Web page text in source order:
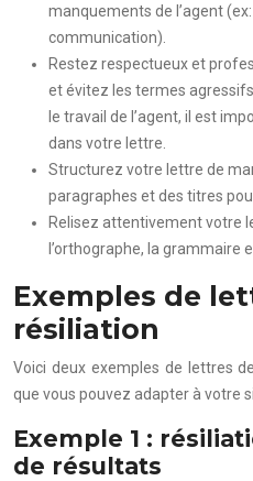
manquements de l’agent
communication).
Restez respectueux et
et évitez les termes
le travail de l’agent, il est
dans votre lettre.
Structurez votre lettre de
paragraphes et des titres
Relisez attentivement votre
l’orthographe, la grammaire
Exemples de
résiliation
Voici deux exemples de lettres
que vous pouvez adapter à votre
Exemple 1 :
de résultats